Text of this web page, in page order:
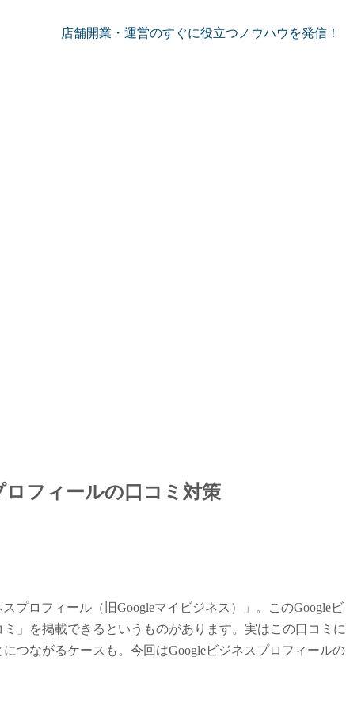
店舗開業・運営のすぐに役立つノウハウを発信！
フィールの口コミ対策
プロフィール（旧Googleマイビジネス）」。このGoogleビ
」を掲載できるというものがあります。実はこの口コミに
つながるケースも。今回はGoogleビジネスプロフィールの